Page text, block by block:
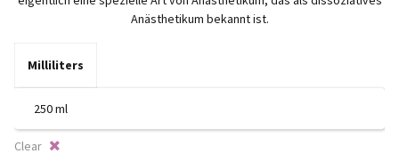
Anästhetikum bekannt ist.
Milliliters
Clear